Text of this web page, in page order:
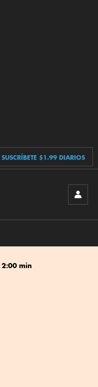
SUSCRÍBETE $1.99 DIARIOS
2:00 min